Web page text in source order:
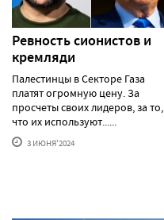
Ревность сионистов и
кремляди
Палестинцы в Секторе Газа
платят огромную цену. За
просчеты своих лидеров, за то,
что их используют......
3 ИЮНЯ'2024